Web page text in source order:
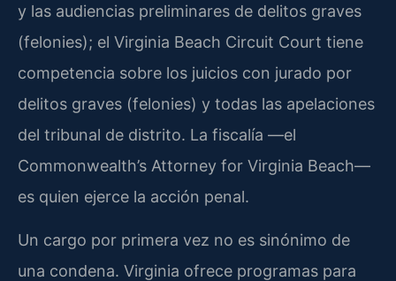
y las audiencias preliminares de delitos graves
(felonies); el Virginia Beach Circuit Court tiene
competencia sobre los juicios con jurado por
delitos graves (felonies) y todas las apelaciones
del tribunal de distrito. La fiscalía —el
Commonwealth’s Attorney for Virginia Beach—
es quien ejerce la acción penal.
Un cargo por primera vez no es sinónimo de
una condena. Virginia ofrece programas para